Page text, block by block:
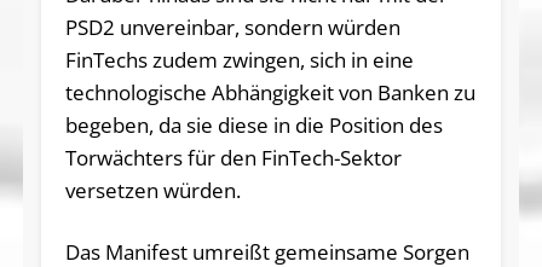
PSD2 unvereinbar, sondern würden
FinTechs zudem zwingen, sich in eine
technologische Abhängigkeit von Banken zu
begeben, da sie diese in die Position des
Torwächters für den FinTech-Sektor
versetzen würden.
Das Manifest umreißt gemeinsame Sorgen